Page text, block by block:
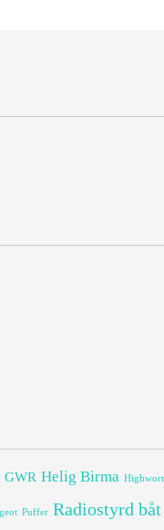
GWR Helig Birma
Puffer Radiostyrd båt